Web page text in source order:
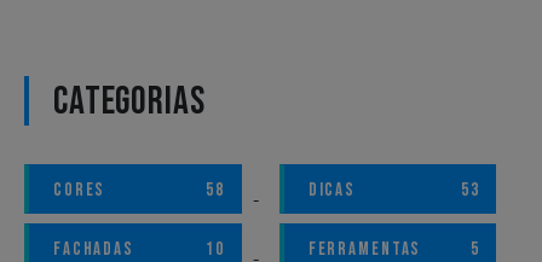
CATEGORIAS
CORES 58 DICAS 53
FACHADAS 10 FERRAMENTAS 5